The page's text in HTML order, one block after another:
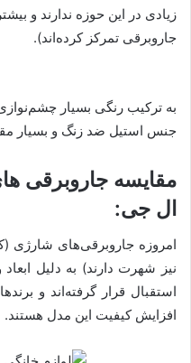
زیادی در این حوزه ندارند و
جاروبرقی تمرکز کرده‌اند).
به ترکیب رنگی بسیار
جنس استیل ضد زنگ و بسیار
مقایسه جاروبرقی
ال جی:
امروزه جاروبرقی‌های شار‌ژی
نیز شهرت دارند) به دلیل
استقبال قرار گرفته‌اند و
افزایش کیفیت این مدل هستند.